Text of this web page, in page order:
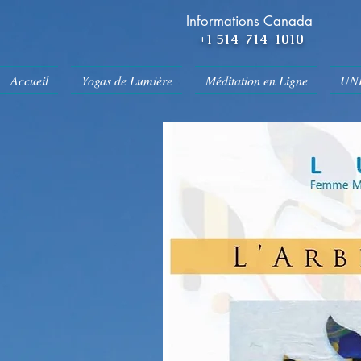
Informations Canada
+1 514-714-1010
Accueil Yogas de Lumière Méditation en Ligne